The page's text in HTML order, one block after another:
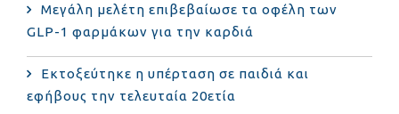
Μεγάλη μελέτη επιβεβαίωσε τα οφέλη των
GLP-1 φαρμάκων για την καρδιά
Εκτοξεύτηκε η υπέρταση σε παιδιά και
εφήβους την τελευταία 20ετία